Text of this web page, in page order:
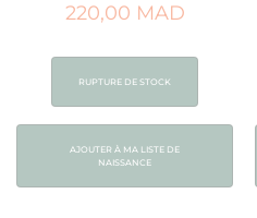
220,00 MAD
RUPTURE DE STOCK
AJOUTER À MA LISTE DE
NAISSANCE